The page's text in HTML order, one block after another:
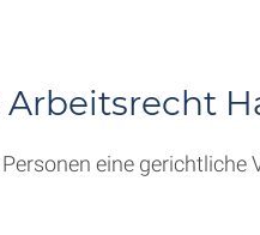
Arbeitsrecht
eine gerichtliche